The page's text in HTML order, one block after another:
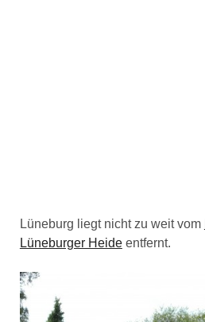
Lüneburg liegt nicht zu weit vom
Lüneburger Heideentfernt.